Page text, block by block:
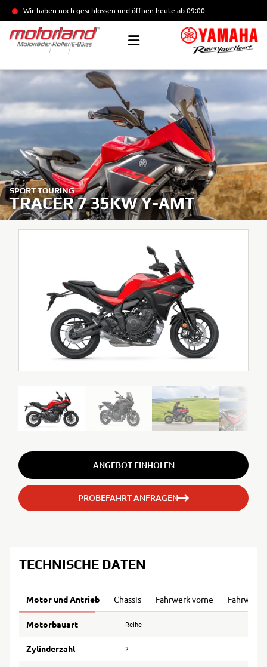
Wir haben noch geschlossen und öffnen heute ab 09:00
SPORT TOURING
TRACER 7 35KW Y-AMT
ANGEBOT EINHOLEN
PROBEFAHRT ANFRAGEN
TECHNISCHE DATEN
Motor und Antrieb Chassis Fahrwerk vorne Fahrwerk
Motorbauart Reihe
Zylinderzahl 2